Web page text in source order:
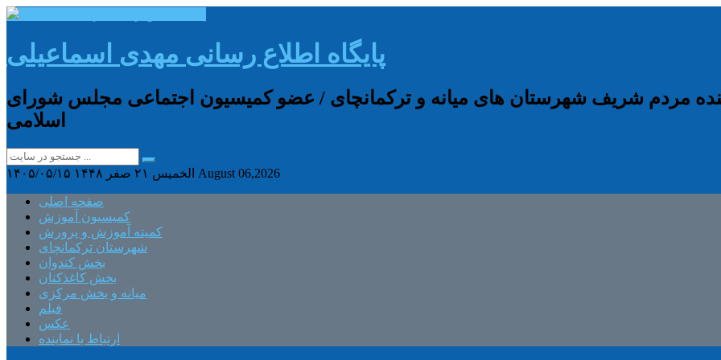
پایگاه اطلاع رسانی مهدی اسماعیلی
مردم شریف شهرستان های میانه و ترکمانچای / عضو کمیسیون اجتماعی مجلس شورای
اسلامی
۱۴۰۵/۰۵/۱۵ الخميس ۲۱ صفر ۱۴۴۸ August 06,2026
صفحه اصلی
کمیسیون آموزش
کمیته آموزش و پرورش
شهرستان ترکمانچای
بخش کندوان
بخش کاغذکنان
میانه و بخش مرکزی
فیلم
عکس
ارتباط با نماینده